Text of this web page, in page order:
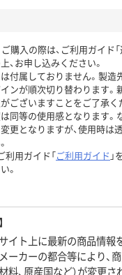
ご購入の際は、ご利用ガイド
、お申し込みください。
付属しておりません。製造
ンが順次切り替わります。
ございますことをご了承く
同等の使用感となります。
更となりますが、使用時は
利用ガイド「ご利用ガイド
。
イト上に最新の商品情報
ーカーの都合等により、商
料、原産国など）が変更